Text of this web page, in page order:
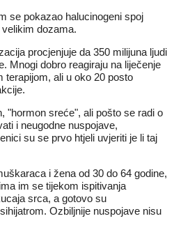
se pokazao halucinogeni spoj
dozama.
procjenjuje da 350 milijuna ljudi
Mnogi dobro reagiraju na liječenje
terapijom, ali u oko 20 posto
"hormon sreće", ali pošto se radi o
i neugodne nuspojave,
su se prvo htjeli uvjeriti je li taj
i žena od 30 do 64 godine,
im se tijekom ispitivanja
srca, a gotovo su
Ozbiljnije nuspojave nisu